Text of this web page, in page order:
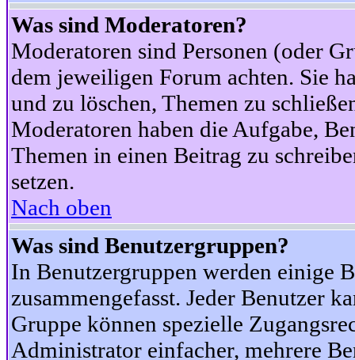
Was sind Moderatoren?
Moderatoren sind Personen (oder
dem jeweiligen Forum achten. Sie
und zu löschen, Themen zu
Moderatoren haben die Aufgabe,
Themen in einen Beitrag zu
setzen.
Nach oben
Was sind Benutzergruppen?
In Benutzergruppen werden einige
zusammengefasst. Jeder Benutzer
Gruppe können spezielle
Administrator einfacher, mehrere